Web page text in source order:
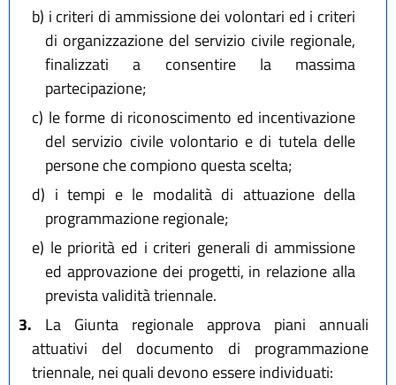
b) i criteri di ammissione dei volontari ed i criteri
di organizzazione del servizio civile regionale,
finalizzati a consentire la massima
partecipazione;
c) le forme di riconoscimento ed incentivazione
del servizio civile volontario e di tutela delle
persone che compiono questa scelta;
d) i tempi e le modalità di attuazione della
programmazione regionale;
e) le priorità ed i criteri generali di ammissione
ed approvazione dei progetti, in relazione alla
prevista validità triennale.
3. La Giunta regionale approva piani annuali
attuativi del documento di programmazione
triennale, nei quali devono essere individuati: